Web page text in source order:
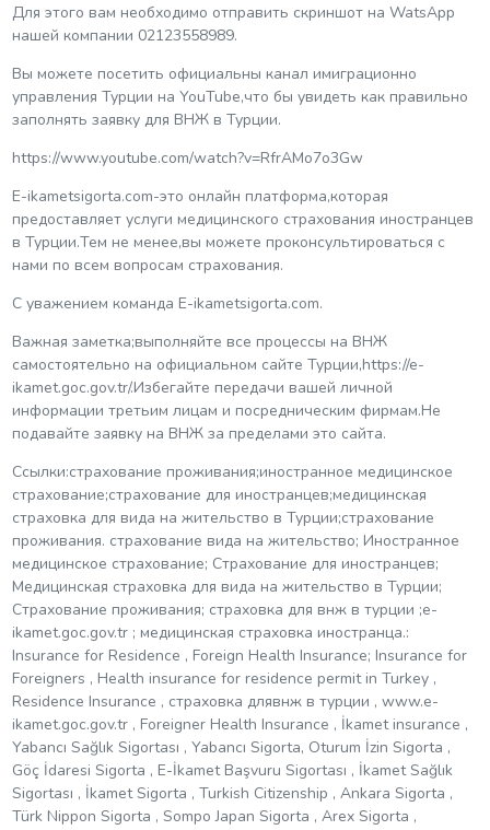
Для этого вам необходимо отправить скриншот на WatsApp
нашей компании 02123558989.
Вы можете посетить официальны канал имиграционно
управления Турции на YouTube,что бы увидеть как правильно
заполнять заявку для ВНЖ в Турции.
https://www.youtube.com/watch?v=RfrAMo7o3Gw
E-ikametsigorta.com-это онлайн платформа,которая
предоставляет услуги медицинского страхования иностранцев
в Турции.Тем не менее,вы можете проконсультироваться с
нами по всем вопросам страхования.
С уважением команда E-ikametsigorta.com.
Важная заметка;выполняйте все процессы на ВНЖ
самостоятельно на официальном сайте Турции,https://e-
ikamet.goc.gov.tr/.Избегайте передачи вашей личной
информации третьим лицам и посредническим фирмам.Не
подавайте заявку на ВНЖ за пределами это сайта.
Ссылки:страхование проживания;иностранное медицинское
страхование;страхование для иностранцев;медицинская
страховка для вида на жительство в Турции;страхование
проживания. страхование вида на жительство; Иностранное
медицинское страхование; Страхование для иностранцев;
Медицинская страховка для вида на жительство в Турции;
Страхование проживания; страховка для внж в турции ;e-
ikamet.goc.gov.tr ​​; медицинская страховка иностранца.:
Insurance for Residence , Foreign Health Insurance; Insurance for
Foreigners , Health insurance for residence permit in Turkey ,
Residence Insurance , страховка длявнж в турции , www.e-
ikamet.goc.gov.tr , Foreigner Health Insurance , İkamet insurance ,
Yabancı Sağlık Sigortası , Yabancı Sigorta, Oturum İzin Sigorta ,
Göç İdaresi Sigorta , E-İkamet Başvuru Sigortası , İkamet Sağlık
Sigortası , İkamet Sigorta , Turkish Citizenship , Ankara Sigorta ,
Türk Nippon Sigorta , Sompo Japan Sigorta , Arex Sigorta ,